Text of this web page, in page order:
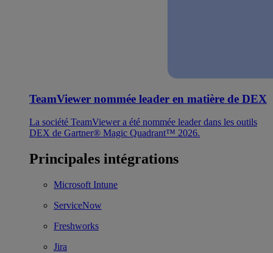
TeamViewer nommée leader en matière de DEX
La société TeamViewer a été nommée leader dans les outils
DEX de Gartner® Magic Quadrant™ 2026.
Principales intégrations
Microsoft Intune
ServiceNow
Freshworks
Jira